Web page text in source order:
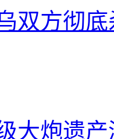
双方彻
大炮遗